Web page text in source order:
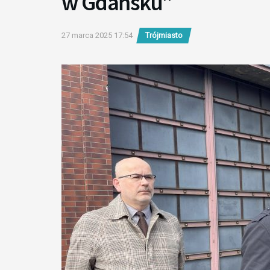
27 marca 2025 17:54 Trójmiasto